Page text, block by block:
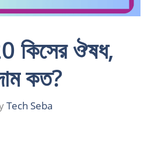
কিসের ঔষধ,
কত?
Tech Seba